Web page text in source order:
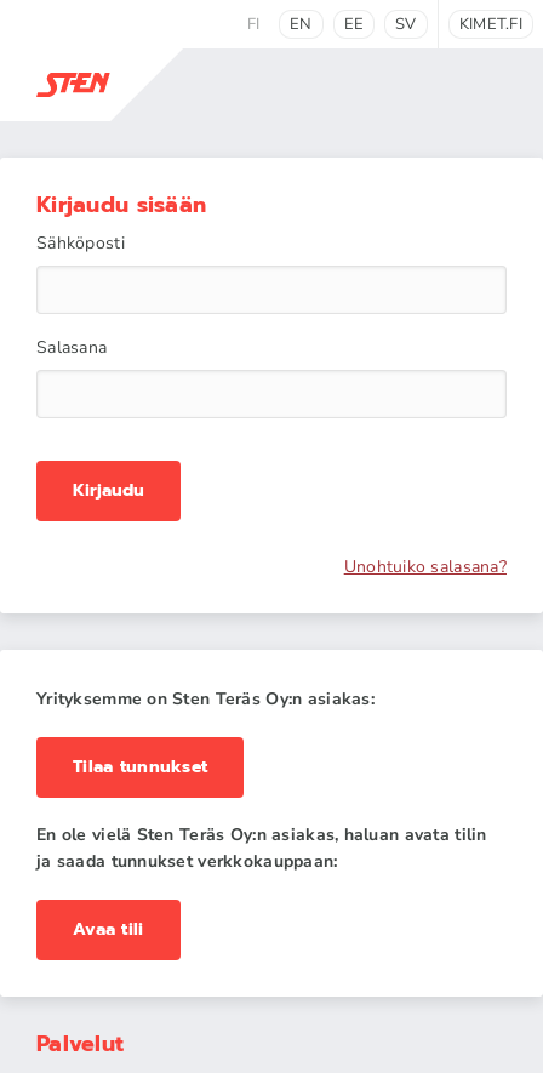
FI EN EE SV KIMET.FI
Kirjaudu sisään
Sähköposti
Salasana
Kirjaudu
Unohtuiko salasana?
Yrityksemme on Sten Teräs Oy:n asiakas:
Tilaa tunnukset
En ole vielä Sten Teräs Oy:n asiakas, haluan avata tilin
ja saada tunnukset verkkokauppaan:
Avaa tili
Palvelut